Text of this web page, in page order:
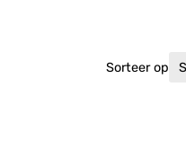
Sorteer op